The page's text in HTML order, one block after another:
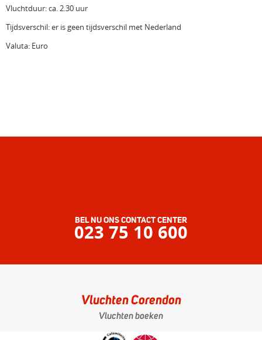
Vluchtduur: ca. 2.30 uur
Tijdsverschil: er is geen tijdsverschil met Nederland
Valuta: Euro
BEL NU ONS CONTACT CENTER
023 75 10 600
Vluchten Corendon
Vluchten boeken